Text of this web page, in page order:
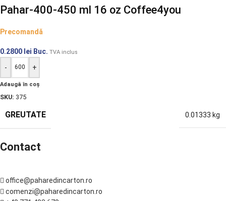
Pahar-400-450 ml 16 oz Coffee4you
Precomandă
0.2800 lei Buc. TVA inclus
- +
Adaugă în coș
SKU: 375
GREUTATE 0.01333 kg
Contact
office@paharedincarton.ro
comenzi@paharedincarton.ro